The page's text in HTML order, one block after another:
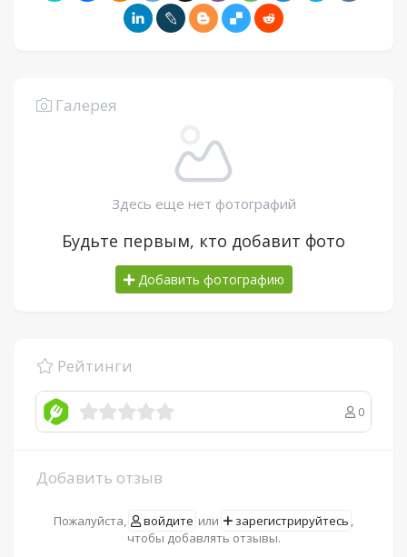
Галерея
Здесь еще нет фотографий
Будьте первым, кто добавит фото
Добавить фотографию
Рейтинги
0
Добавить отзыв
Пожалуйста, войдите или зарегистрируйтесь ,
чтобы добавлять отзывы.